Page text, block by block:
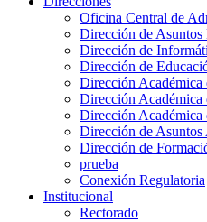
Oficina Central de
Dirección de Asuntos
Dirección de
Dirección de
Dirección Académica
Dirección Académica
Dirección Académica
Dirección de Asuntos
Dirección de
prueba
Conexión Regulatoria
Institucional
Rectorado